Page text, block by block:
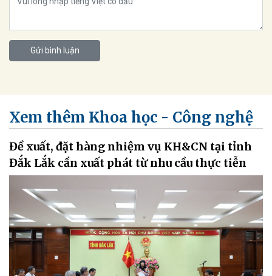
Gửi bình luận
Xem thêm Khoa học - Công nghệ
Đề xuất, đặt hàng nhiệm vụ KH&CN tại tỉnh
Đắk Lắk cần xuất phát từ nhu cầu thực tiễn